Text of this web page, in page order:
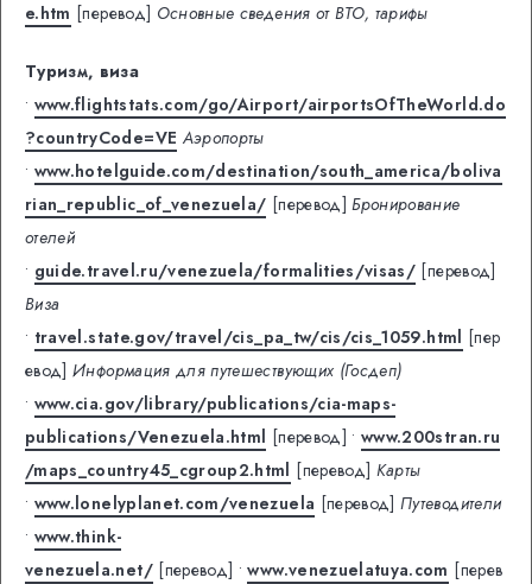
e.htm [перевод] Основные сведения от ВТО, тарифы
Туризм, виза
• www.flightstats.com/go/Airport/airportsOfTheWorld.do
?countryCode=VE Аэропорты
• www.hotelguide.com/destination/south_america/boliva
rian_republic_of_venezuela/ [перевод] Бронирование
отелей
• guide.travel.ru/venezuela/formalities/visas/ [перевод]
Виза
• travel.state.gov/travel/cis_pa_tw/cis/cis_1059.html [пер
евод] Информация для путешествующих (Госдеп)
• www.cia.gov/library/publications/cia-maps-
publications/Venezuela.html [перевод] •www.200stran.ru
/maps_country45_cgroup2.html [перевод] Карты
• www.lonelyplanet.com/venezuela [перевод] Путеводители
• www.think-
venezuela.net/ [перевод] •www.venezuelatuya.com [перев